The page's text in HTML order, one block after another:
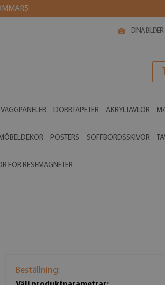
DINA BILDER
VÄGGPANELER DÖRRTAPETER AKRYLTAVLOR
POSTERS SOFFBORDSSKIVOR
FÖR RESEMAGNETER
Beställning: